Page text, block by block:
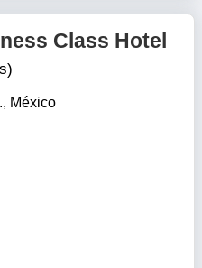
Class Hotel
México